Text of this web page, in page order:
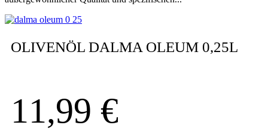
OLIVENÖL DALMA OLEUM 0,25L
11,99 €